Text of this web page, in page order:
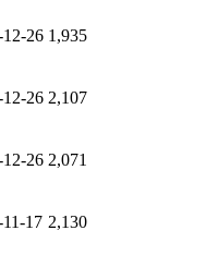
12-26 1,935
12-26 2,107
12-26 2,071
17 2,130